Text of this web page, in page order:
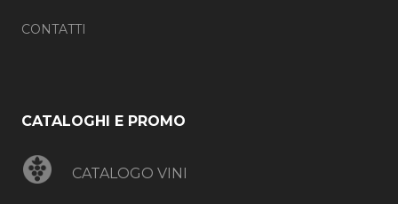
CONTATTI
CATALOGHI E PROMO
CATALOGO VINI